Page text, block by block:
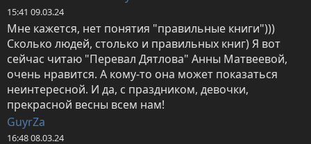
15:41 09.03.24
Мне кажется, нет понятия "правильные книги")))
Сколько людей, столько и правильных книг) Я вот
сейчас читаю "Перевал Дятлова" Анны Матвеевой,
очень нравится. А кому-то она может показаться
неинтересной. И да, с праздником, девочки,
прекрасной весны всем нам!
GuyrZa
16:48 08.03.24